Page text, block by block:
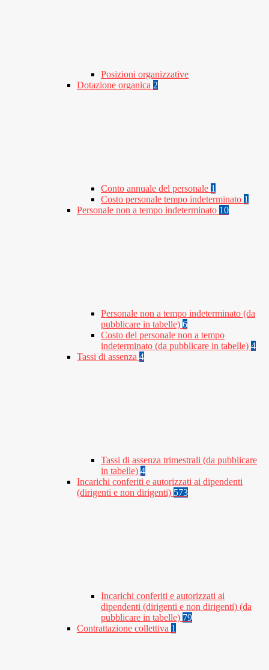
Posizioni organizzative
Dotazione organica 2
Conto annuale del personale 1
Costo personale tempo indeterminato 1
Personale non a tempo indeterminato 10
Personale non a tempo indeterminato (da
pubblicare in tabelle) 6
Costo del personale non a tempo
indeterminato (da pubblicare in tabelle) 4
Tassi di assenza 4
Tassi di assenza trimestrali (da pubblicare
in tabelle) 4
Incarichi conferiti e autorizzati ai dipendenti
(dirigenti e non dirigenti) 573
Incarichi conferiti e autorizzati ai
dipendenti (dirigenti e non dirigenti) (da
pubblicare in tabelle) 79
Contrattazione collettiva 1